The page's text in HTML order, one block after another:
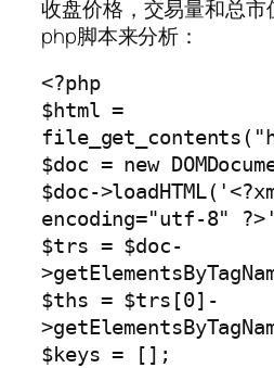
收盘价格，交易量和总市
php脚本来分析：
<?php
$html =
$doc = new
$doc-
encoding="utf-8"
$trs = $doc-
$ths = $trs[0]-
$keys = [];